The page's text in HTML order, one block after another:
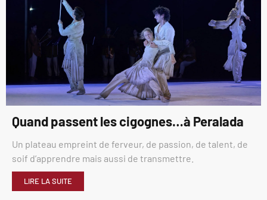
Quand passent les cigognes…à Peralada
Un plateau empreint de ferveur, de passion, de talent, de
soif d’apprendre mais aussi de transmettre.
LIRE LA SUITE